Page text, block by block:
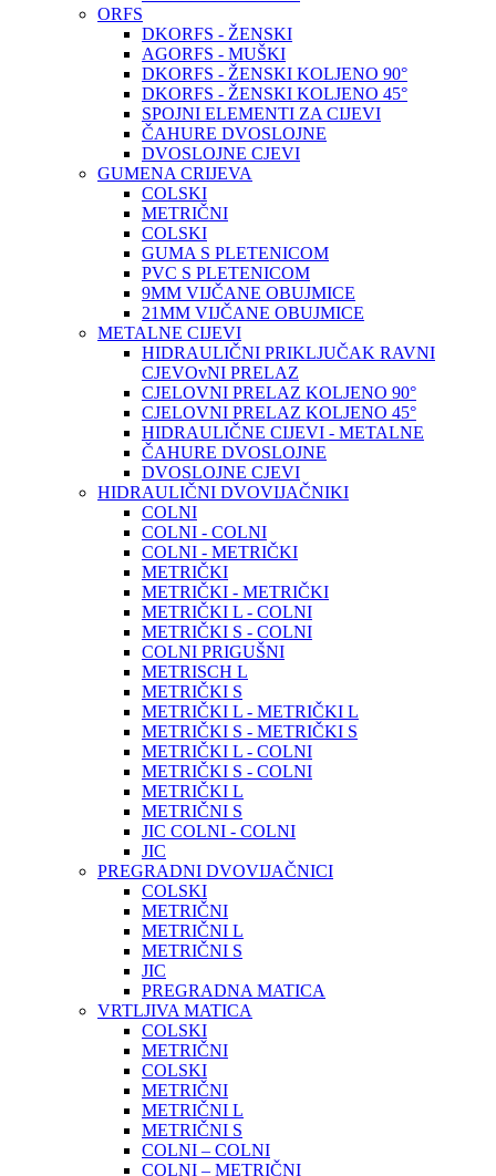
ORFS
DKORFS - ŽENSKI
AGORFS - MUŠKI
DKORFS - ŽENSKI KOLJENO 90°
DKORFS - ŽENSKI KOLJENO 45°
SPOJNI ELEMENTI ZA CIJEVI
ČAHURE DVOSLOJNE
DVOSLOJNE CJEVI
GUMENA CRIJEVA
COLSKI
METRIČNI
COLSKI
GUMA S PLETENICOM
PVC S PLETENICOM
9MM VIJČANE OBUJMICE
21MM VIJČANE OBUJMICE
METALNE CIJEVI
HIDRAULIČNI PRIKLJUČAK RAVNI
CJEVOvNI PRELAZ
CJELOVNI PRELAZ KOLJENO 90°
CJELOVNI PRELAZ KOLJENO 45°
HIDRAULIČNE CIJEVI - METALNE
ČAHURE DVOSLOJNE
DVOSLOJNE CJEVI
HIDRAULIČNI DVOVIJAČNIKI
COLNI
COLNI - COLNI
COLNI - METRIČKI
METRIČKI
METRIČKI - METRIČKI
METRIČKI L - COLNI
METRIČKI S - COLNI
COLNI PRIGUŠNI
METRISCH L
METRIČKI S
METRIČKI L - METRIČKI L
METRIČKI S - METRIČKI S
METRIČKI L - COLNI
METRIČKI S - COLNI
METRIČKI L
METRIČNI S
JIC COLNI - COLNI
JIC
PREGRADNI DVOVIJAČNICI
COLSKI
METRIČNI
METRIČNI L
METRIČNI S
JIC
PREGRADNA MATICA
VRTLJIVA MATICA
COLSKI
METRIČNI
COLSKI
METRIČNI
METRIČNI L
METRIČNI S
COLNI – COLNI
COLNI – METRIČNI